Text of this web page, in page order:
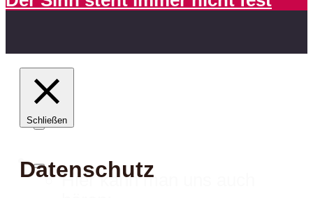
Hier kann man uns auch
Schließen
Datenschutz